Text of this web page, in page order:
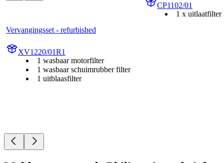
Vervangingsset - refurbished
XV1220/01R1
1 wasbaar motorfilter
1 wasbaar schuimrubber filter
1 uitblaasfilter
CP1102/01
1 x uitlaatfilter